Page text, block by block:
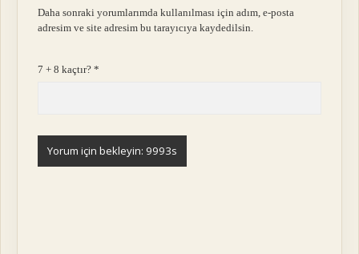
Daha sonraki yorumlarımda kullanılması için adım, e-posta
adresim ve site adresim bu tarayıcıya kaydedilsin.
7 + 8 kaçtır?*